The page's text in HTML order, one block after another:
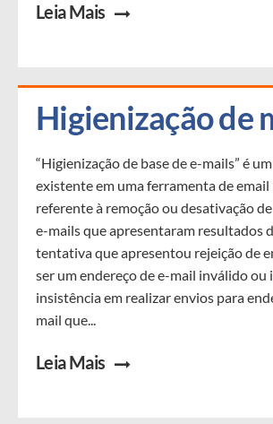
Leia Mais
Higienização de
“Higienização de base de e-mails” é
existente em uma ferramenta de
referente à remoção ou desativação
e-mails que apresentaram resultados
tentativa que apresentou rejeição de
ser um endereço de e-mail inválido ou
insistência em realizar envios para
mail que...
Leia Mais